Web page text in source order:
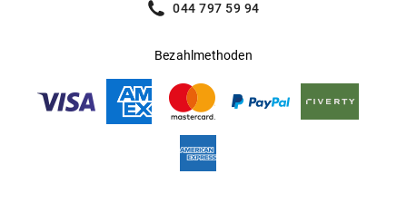
044 797 59 94
Bezahlmethoden